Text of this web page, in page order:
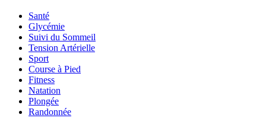
Santé
Glycémie
Suivi du Sommeil
Tension Artérielle
Sport
Course à Pied
Fitness
Natation
Plongée
Randonnée